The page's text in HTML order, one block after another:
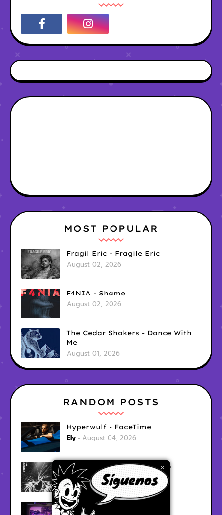
×
MOST POPULAR
Fragil Eric - Fragile Eric
August 02, 2026
F4NIA - Shame
August 02, 2026
The Cedar Shakers - Dance With
Me
August 01, 2026
RANDOM POSTS
Hyperwulf - FaceTime
Ely August 04, 2026
BARRACÜDA - Mar Adentro
Ely August 04, 2026
CabinTwelve - Doing Fine